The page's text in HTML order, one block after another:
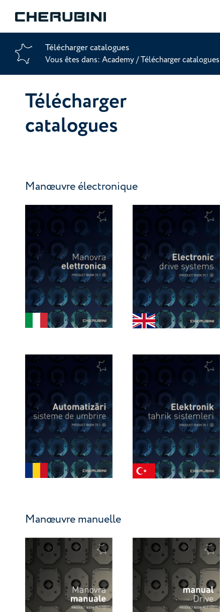
Télécharger catalogues
Vous êtes dans: Academy/Télécharger catalogues
Télécharger
catalogues
Manœuvre électronique
Manœuvre manuelle